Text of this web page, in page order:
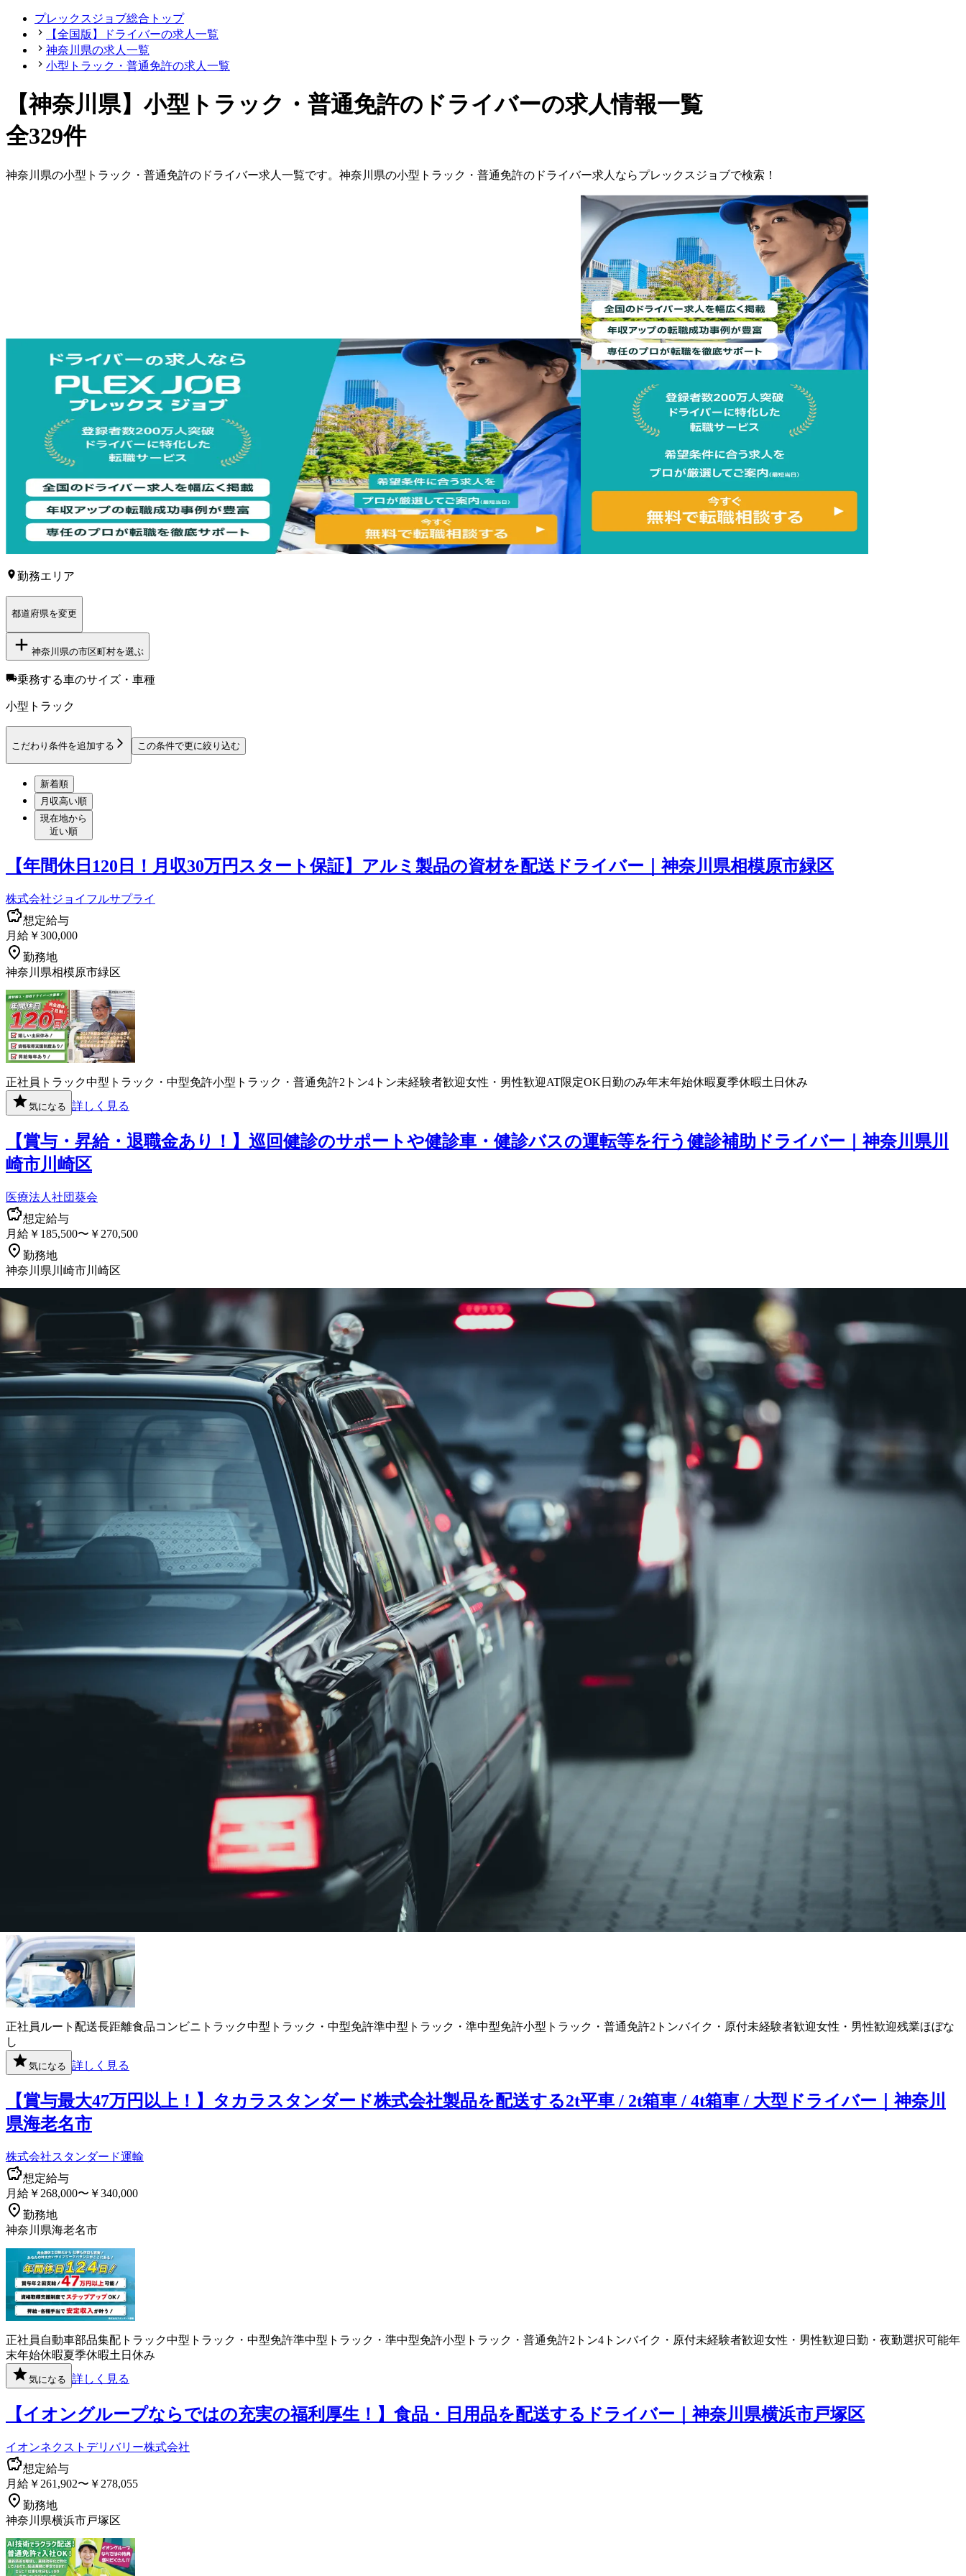
プレックスジョブ総合トップ
【全国版】ドライバーの求人一覧
神奈川県の求人一覧
小型トラック・普通免許の求人一覧
【神奈川県】小型トラック・普通免許のドライバーの求人情報一覧
全329件
神奈川県の小型トラック・普通免許の ドライバー求人一覧です。 神奈川県の小型トラック・普通免許の ドライバー求人ならプレックスジョブで検索！
勤務エリア
都道府県を変更
神奈川県の市区町村を選ぶ
乗務する車のサイズ・車種
小型トラック
こだわり条件を追加する この条件で更に絞り込む
新着順
月収高い順
現在地から
近い順
【年間休日120日！月収30万円スタート保証】アルミ製品の資材を配送ドライバー｜神奈川県相模原市緑区
株式会社ジョイフルサプライ
想定給与
月給￥300,000
勤務地
神奈川県相模原市緑区
正社員 トラック中型トラック・中型免許小型トラック・普通免許2トン4トン未経験者歓迎女性・男性歓迎AT限定OK 日勤のみ年末年始休暇夏季休暇土日休み
気になる 詳しく見る
【賞与・昇給・退職金あり！】巡回健診のサポートや健診車・健診バスの運転等を行う健診補助ドライバー｜神奈川県川
崎市川崎区
医療法人社団葵会
想定給与
月給￥185,500〜￥270,500
勤務地
神奈川県川崎市川崎区
正社員手積み手降ろしなし小型トラック・普通免許バス未経験者歓迎女性・男性歓迎
【しっかり稼げて安定収入実現！】通販商品を配送する10t箱車ドライバー｜神奈川県厚木市
株式会社ナカノ商会
月給￥402,500〜￥500,000
勤務時間
午後5時〜午前9時
手積み手降ろしなし 大型トラック・大型免許 小型トラック・普通免許 未経験者歓迎 残業ほぼなし
【賞与年2回！福利厚生充実！】食品（おにぎりやお弁当など軽い荷物）を配送する2t‐冷蔵冷凍車ドライバー｜神奈川県横
正社員ルート配送長距離食品コンビニ トラック中型トラック・中型免許準中型トラック・準中型免許小型トラック・普通免許2トンバイク・原付未経験者歓迎女性・男性歓迎残業ほぼな
し
気になる 詳しく見る
【賞与最大47万円以上！】タカラスタンダード株式会社製品を配送する2t平車 / 2t箱車 / 4t箱車 / 大型ドライバー｜神奈川
県海老名市
株式会社スタンダード運輸
想定給与
月給￥268,000〜￥340,000
勤務地
神奈川県海老名市
正社員 自動車部品集配 トラック中型トラック・中型免許準中型トラック・準中型免許小型トラック・普通免許2トン4トンバイク・原付未経験者歓迎女性・男性歓迎 日勤・夜勤選択可能年
末年始休暇夏季休暇土日休み
気になる 詳しく見る
【イオングループならではの充実の福利厚生！】食品・日用品を配送するドライバー｜神奈川県横浜市戸塚区
イオンネクストデリバリー株式会社
想定給与
月給￥261,902〜￥278,055
勤務地
神奈川県横浜市戸塚区